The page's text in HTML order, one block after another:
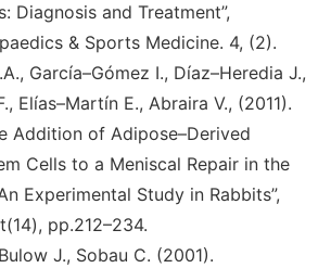
Diagnosis and Treatment”,
& Sports Medicine. 4, (2).
García–Gómez I., Díaz–Heredia J.,
Elías–Martín E., Abraira V., (2011).
Addition of Adipose–Derived
Cells to a Meniscal Repair in the
Experimental Study in Rabbits”,
pp.212–234.
J., Sobau C. (2001).